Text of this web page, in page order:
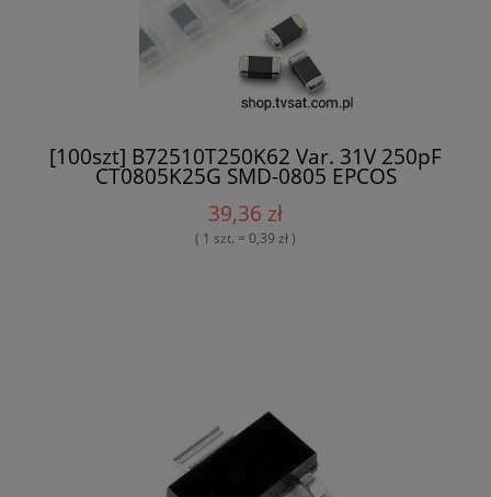
[100szt] B72510T250K62 Var. 31V 250pF
CT0805K25G SMD-0805 EPCOS
39,36 zł
( 1 szt. = 0,39 zł )